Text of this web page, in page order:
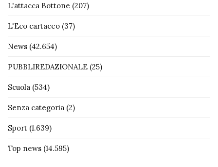
L'attacca Bottone (207)
L'Eco cartaceo (37)
News (42.654)
PUBBLIREDAZIONALE (25)
Scuola (534)
Senza categoria (2)
Sport (1.639)
Top news (14.595)